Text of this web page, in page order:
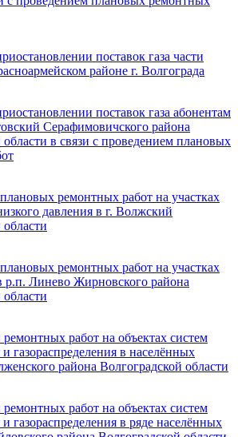
поставок газа части
районе г. Волгограда
поставок газа абонентам
Серафимовичского района
области в связи с проведением плановых
ремонтных работ на участках
давления в г. Волжский
ремонтных работ на участках
р.п. Линево Жирновского района
работ на объектах систем
газораспределения в населённых
района Волгоградской области
работ на объектах систем
газораспределения в ряде населённых